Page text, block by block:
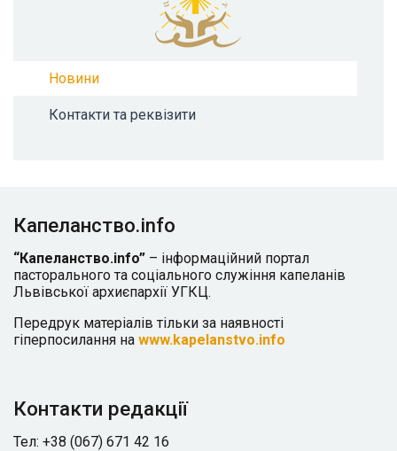
Новини
Контакти та реквізити
Капеланство.info
“Капеланство.info” – інформаційний портал
пасторального та соціального служіння капеланів
Львівської архиєпархії УГКЦ.
Передрук матеріалів тільки за наявності
гіперпосилання на www.kapelanstvo.info
Контакти редакції
Тел: +38 (067) 671 42 16